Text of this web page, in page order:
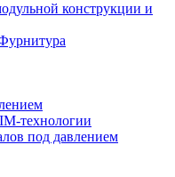
конструкции и
технологии
под давлением